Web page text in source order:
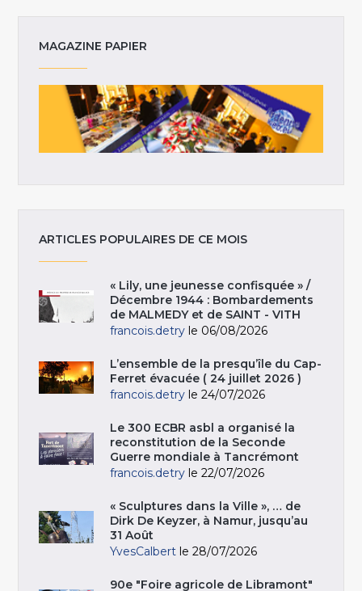
MAGAZINE PAPIER
ARTICLES POPULAIRES DE CE MOIS
« Lily, une jeunesse confisquée » /
Décembre 1944 : Bombardements
de MALMEDY et de SAINT - VITH
francois.detry le 06/08/2026
L’ensemble de la presqu’île du Cap-
Ferret évacuée ( 24 juillet 2026 )
francois.detry le 24/07/2026
Le 300 ECBR asbl a organisé la
reconstitution de la Seconde
Guerre mondiale à Tancrémont
francois.detry le 22/07/2026
« Sculptures dans la Ville », … de
Dirk De Keyzer, à Namur, jusqu’au
31 Août
YvesCalbert le 28/07/2026
90e "Foire agricole de Libramont"